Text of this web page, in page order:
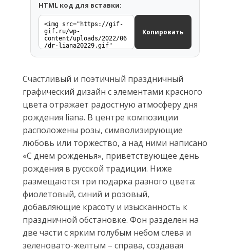
HTML код для вставки:
Копировать
Счастливый и поэтичный праздничный
графический дизайн с элементами красного
цвета отражает радостную атмосферу дня
рождения liana. В центре композиции
расположены розы, символизирующие
любовь или торжество, а над ними написано
«С днем рожденья», приветствующее день
рождения в русской традиции. Ниже
размещаются три подарка разного цвета:
фиолетовый, синий и розовый,
добавляющие красоту и изысканность к
праздничной обстановке. Фон разделен на
две части с ярким голубым небом слева и
зеленовато-желтым – справа, создавая